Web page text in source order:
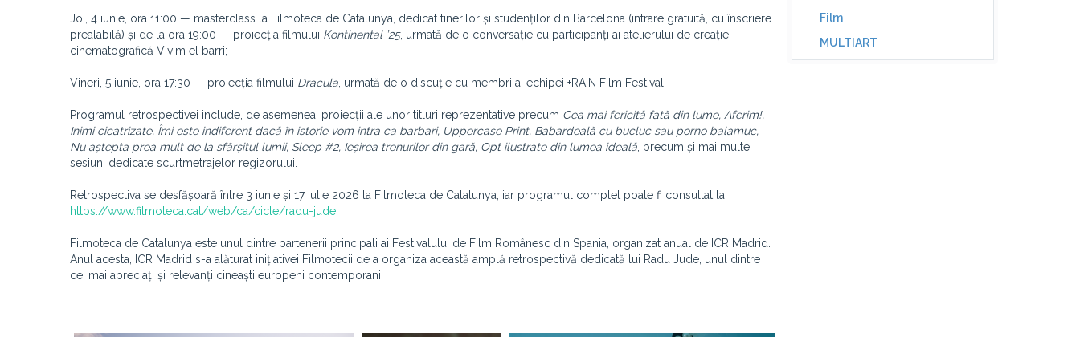
Joi, 4 iunie, ora 11:00 — masterclass la Filmoteca de Catalunya, dedicat tinerilor și studenților din Barcelona (intrare gratuită, cu înscriere
prealabilă) și de la ora 19:00 — proiecția filmului Kontinental ’25, urmată de o conversație cu participanți ai atelierului de creație
cinematografică Vivim el barri;
Vineri, 5 iunie, ora 17:30 — proiecția filmului Dracula , urmată de o discuție cu membri ai echipei +RAIN Film Festival.
Programul retrospectivei include, de asemenea, proiecții ale unor titluri reprezentative precum Cea mai fericită fată din lume, Aferim!,
Inimi cicatrizate, Îmi este indiferent dacă în istorie vom intra ca barbari, Uppercase Print, Babardeală cu bucluc sau porno balamuc,
Nu aștepta prea mult de la sfârșitul lumii, Sleep #2, Ieșirea trenurilor din gară, Opt ilustrate din lumea ideală , precum și mai multe
sesiuni dedicate scurtmetrajelor regizorului.
Retrospectiva se desfășoară între 3 iunie și 17 iulie 2026 la Filmoteca de Catalunya, iar programul complet poate fi consultat la:
https://www.filmoteca.cat/web/ca/cicle/radu-jude
Filmoteca de Catalunya este unul dintre partenerii principali ai Festivalului de Film Românesc din Spania, organizat anual de ICR Madrid.
Anul acesta, ICR Madrid s-a alăturat inițiativei Filmotecii de a organiza această amplă retrospectivă dedicată lui Radu Jude, unul dintre
cei mai apreciați și relevanți cineaști europeni contemporani.
Film
MULTIART